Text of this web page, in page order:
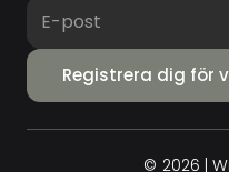
© 2026 |